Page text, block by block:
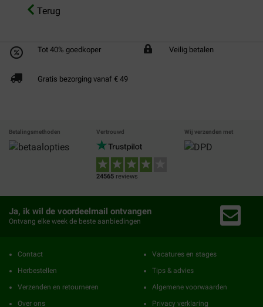
Terug
Tot 40% goedkoper Veilig betalen
Gratis bezorging vanaf € 49
Betalingsmethoden Vertrouwd
24565 reviews
Wij verzenden met
Ja, ik wil de voordeelmail ontvangen
Ontvang elke week de beste aanbiedingen
Contact
Herbestellen
Verzenden en retourneren
Over ons
Vacatures en stages
Tips & advies
Algemene voorwaarden
Privacy verklaring